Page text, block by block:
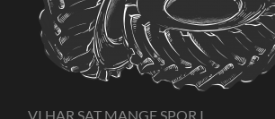
VI HAR SAT MANGE SPOR I